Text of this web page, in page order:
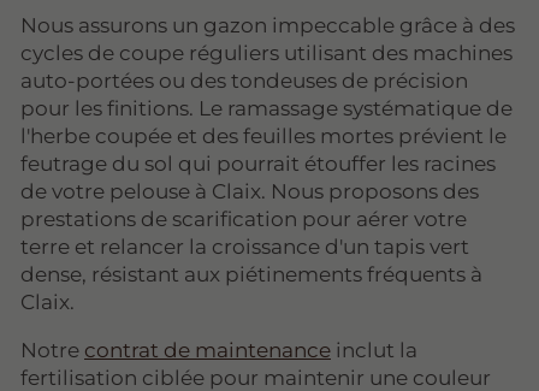
Nous assurons un gazon impeccable grâce à des
cycles de coupe réguliers utilisant des machines
auto-portées ou des tondeuses de précision
pour les finitions. Le ramassage systématique de
l'herbe coupée et des feuilles mortes prévient le
feutrage du sol qui pourrait étouffer les racines
de votre pelouse à Claix. Nous proposons des
prestations de scarification pour aérer votre
terre et relancer la croissance d'un tapis vert
dense, résistant aux piétinements fréquents à
Claix.
Notre contrat de maintenance inclut la
fertilisation ciblée pour maintenir une couleur